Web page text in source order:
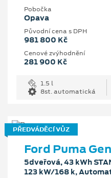
Pobočka
Opava
Původní cena s DPH
981 800 Kč
Cenové zvýhodnění
281 900 Kč
1.5 l
8st. automatická
PŘEDVÁDĚCÍ VŮZ
Ford Puma
5dveřová, 43 kWh
123 kW/168 k,